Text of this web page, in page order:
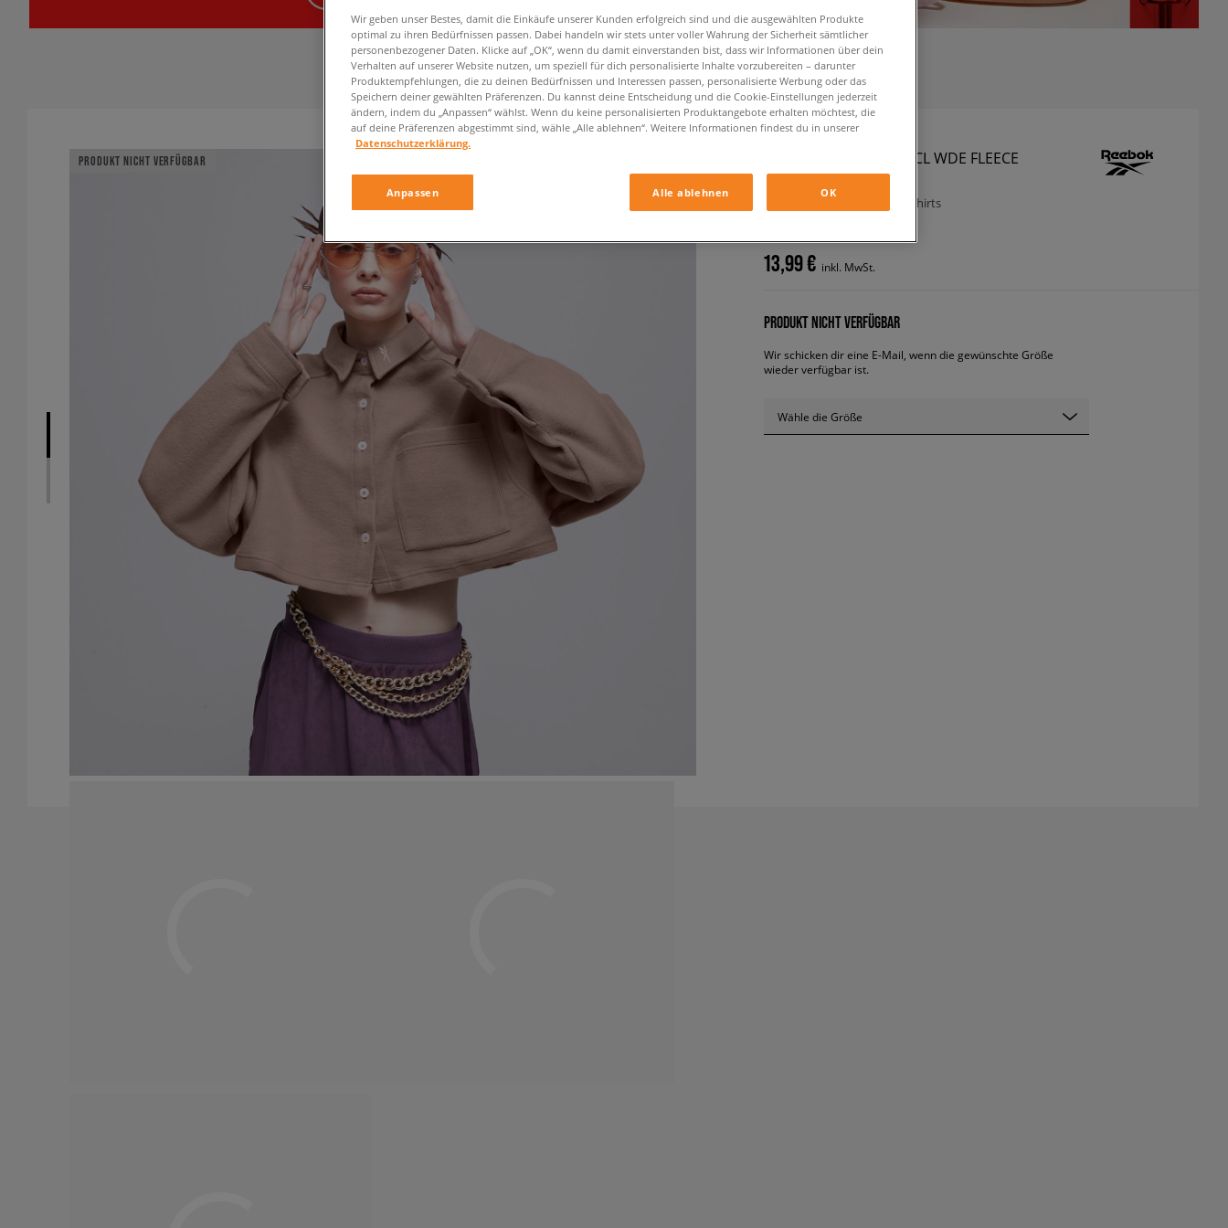
PRODUKT NICHT VERFÜGBAR
REEBOK SWEATSHIRT CL WDE FLEECE
LAYER
damen, hoodies und sweatshirts
13,99 € inkl. MwSt.
PRODUKT NICHT VERFÜGBAR
Wir schicken dir eine E-Mail, wenn die gewünschte Größe
wieder verfügbar ist.
Wähle die Größe
Wir geben unser Bestes, damit die Einkäufe unserer Kunden erfolgreich sind und die ausgewählten Produkte
optimal zu ihren Bedürfnissen passen. Dabei handeln wir stets unter voller Wahrung der Sicherheit sämtlicher
personenbezogener Daten. Klicke auf „OK“, wenn du damit einverstanden bist, dass wir Informationen über dein
Verhalten auf unserer Website nutzen, um speziell für dich personalisierte Inhalte vorzubereiten – darunter
Produktempfehlungen, die zu deinen Bedürfnissen und Interessen passen, personalisierte Werbung oder das
Speichern deiner gewählten Präferenzen. Du kannst deine Entscheidung und die Cookie-Einstellungen jederzeit
ändern, indem du „Anpassen“ wählst. Wenn du keine personalisierten Produktangebote erhalten möchtest, die
auf deine Präferenzen abgestimmt sind, wähle „Alle ablehnen“. Weitere Informationen findest du in unserer
Datenschutzerklärung.
Anpassen Alle ablehnen OK